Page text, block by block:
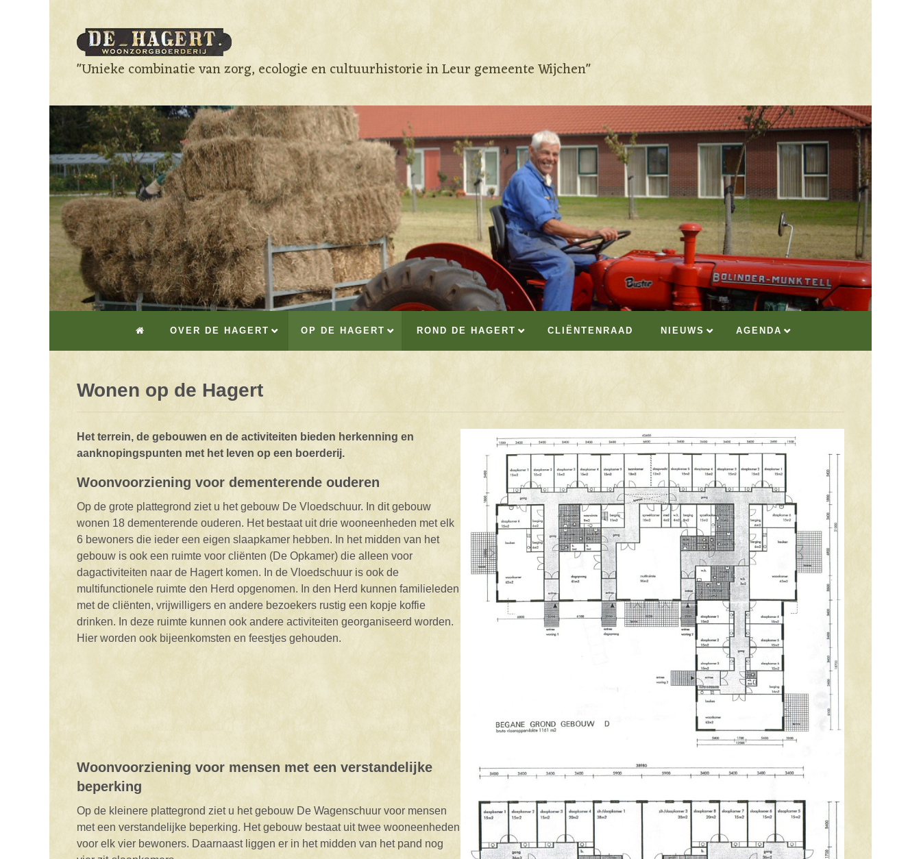
"Unieke combinatie van zorg, ecologie en cultuurhistorie in Leur gemeente Wijchen"
OVER DE HAGERT OP DE HAGERT ROND DE HAGERT CLIËNTENRAAD NIEUWS AGENDA
Wonen op de Hagert
Het terrein, de gebouwen en de activiteiten bieden herkenning en
aanknopingspunten met het leven op een boerderij.
Woonvoorziening voor dementerende ouderen
Op de grote plattegrond ziet u het gebouw De Vloedschuur. In dit gebouw
wonen 18 dementerende ouderen. Het bestaat uit drie wooneenheden met elk
6 bewoners die ieder een eigen slaapkamer hebben. In het midden van het
gebouw is ook een ruimte voor cliënten (De Opkamer) die alleen voor
dagactiviteiten naar de Hagert komen. In de Vloedschuur is ook de
multifunctionele ruimte den Herd opgenomen. In den Herd kunnen familieleden
met de cliënten, vrijwilligers en andere bezoekers rustig een kopje koffie
drinken. In deze ruimte kunnen ook andere activiteiten georganiseerd worden.
Hier worden ook bijeenkomsten en feestjes gehouden.
Woonvoorziening voor mensen met een verstandelijke
beperking
Op de kleinere plattegrond ziet u het gebouw De Wagenschuur voor mensen
met een verstandelijke beperking. Het gebouw bestaat uit twee wooneenheden
voor elk vier bewoners. Daarnaast liggen er in het midden van het pand nog